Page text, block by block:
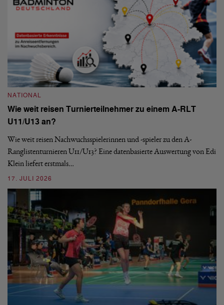
NATIONAL
Wie weit reisen Turnierteilnehmer zu einem A-RLT
U11/U13 an?
Wie weit reisen Nachwuchsspielerinnen und -spieler zu den A-
Ranglistenturnieren U11/U13? Eine datenbasierte Auswertung von Edi
Klein liefert erstmals…
17. JULI 2026